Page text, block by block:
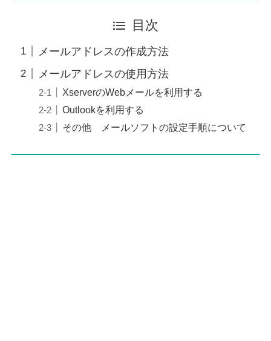
目次
メールアドレスの作成方法
メールアドレスの使用方法
XserverのWebメールを利用する
Outlookを利用する
その他 メールソフトの設定手順について